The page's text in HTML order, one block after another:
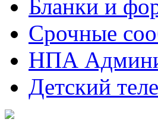
Бланки и
Срочные
НПА
Детский